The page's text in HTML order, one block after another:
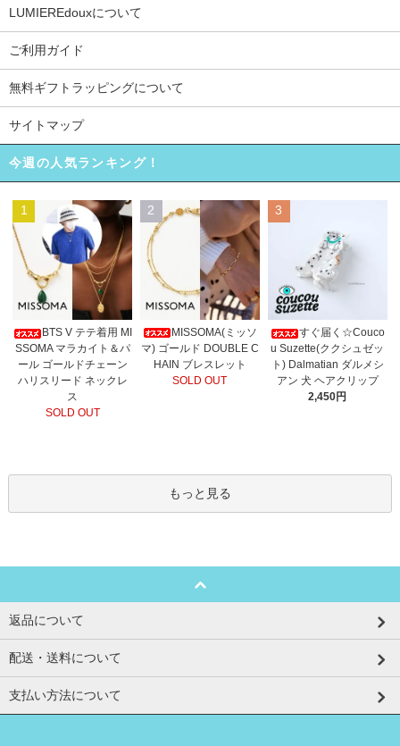
LUMIEREdouxについて
ご利用ガイド
無料ギフトラッピングについて
サイトマップ
今週の人気ランキング！
1
BTS V テテ着用 MI
SSOMA マラカイト＆パ
ール ゴールドチェーン
ハリスリード ネックレ
ス
SOLD OUT
2
MISSOMA(ミッソ
マ) ゴールド DOUBLE C
HAIN ブレスレット
SOLD OUT
3
すぐ届く☆Couco
u Suzette(ククシュゼッ
ト) Dalmatian ダルメシ
アン 犬 ヘアクリップ
2,450円
もっと見る
返品について
配送・送料について
支払い方法について